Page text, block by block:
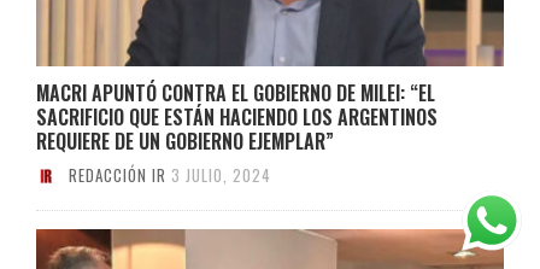
MACRI APUNTÓ CONTRA EL GOBIERNO DE MILEI: “EL
SACRIFICIO QUE ESTÁN HACIENDO LOS ARGENTINOS
REQUIERE DE UN GOBIERNO EJEMPLAR”
REDACCIÓN IR 3 JULIO, 2024